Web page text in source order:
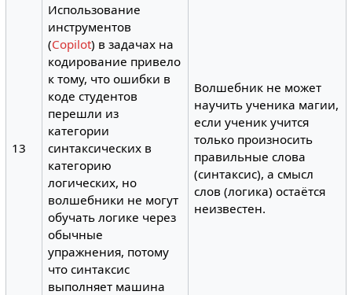
13
Использование
инструментов
(Copilot) в задачах на
кодирование привело
к тому, что ошибки в
коде студентов
перешли из
категории
синтаксических в
категорию
логических, но
волшебники не могут
обучать логике через
обычные
упражнения, потому
что синтаксис
выполняет машина
Волшебник не может
научить ученика магии,
если ученик учится
только произносить
правильные слова
(синтаксис), а смысл
слов (логика) остаётся
неизвестен.